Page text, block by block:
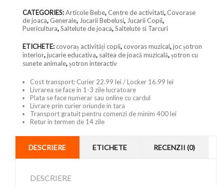
CATEGORIES:Articole Bebe,Centre de activitati,Covorase
de joaca, Generale, Jucarii Bebelusi, Jucarii Copii,
Puericultura,Saltelute de joaca,Saltelute si Tarcuri
ETICHETE:covoraș activități copii,covoras muzical,joc șotron
interior,jucarie educativa, saltea de joacă muzicală,șotron cu
sunete animale,șotron interactiv
Cost transport: Curier 22.99 lei / Locker 16.99 lei
Livrarea se face in 1-3 zile lucratoare
Plata se face numerar sau online cu cardul
Livrare prin curier oriunde in tara
Transport gratuit pentru comenzi de minim 400 lei
Retur in termen de 14 zile
DESCRIERE ETICHETE RECENZII (0)
DESCRIERE